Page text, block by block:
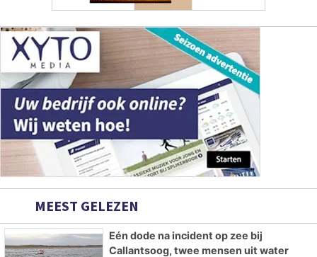
MEEST GELEZEN
Eén dode na incident op zee bij
Callantsoog, twee mensen uit water